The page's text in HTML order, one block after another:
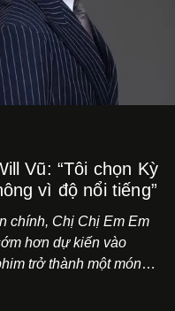
Vũ: “Tôi chọn Kỳ
vì độ nổi tiếng”
chính, Chị Chị Em Em
hơn dự kiến vào
trở thành một món